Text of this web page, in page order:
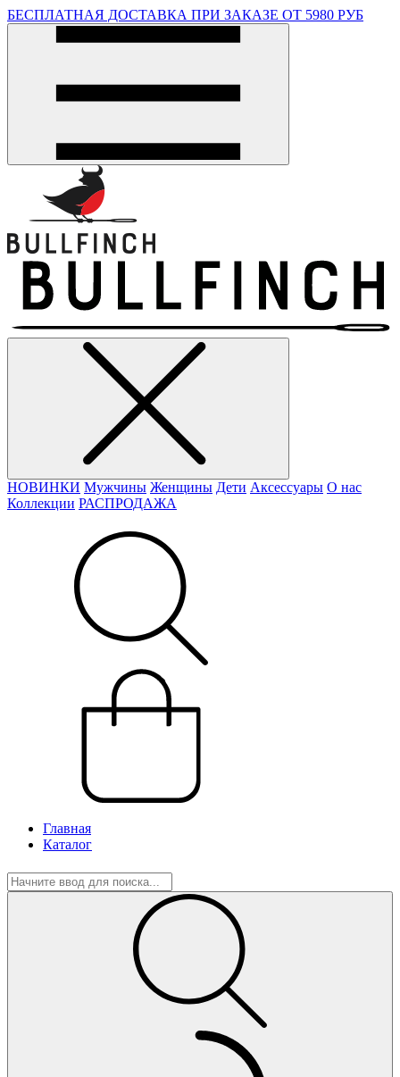
БЕСПЛАТНАЯ ДОСТАВКА ПРИ ЗАКАЗЕ ОТ 5980 РУБ
НОВИНКИ Мужчины Женщины Дети Аксессуары О нас
Коллекции РАСПРОДАЖА
Главная
Каталог